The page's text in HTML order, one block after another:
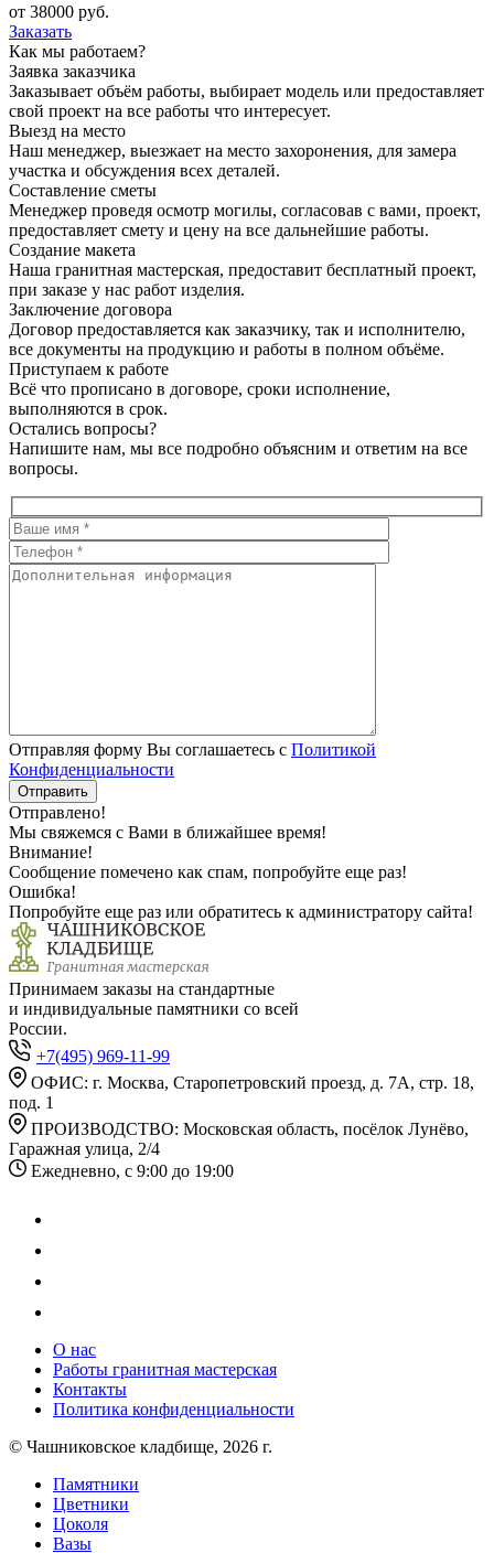
от 38000 руб.
Заказать
Как мы работаем?
Заявка заказчика
Заказывает объём работы, выбирает модель или предоставляет
свой проект на все работы что интересует.
Выезд на место
Наш менеджер, выезжает на место захоронения, для замера
участка и обсуждения всех деталей.
Составление сметы
Менеджер проведя осмотр могилы, согласовав с вами, проект,
предоставляет смету и цену на все дальнейшие работы.
Создание макета
Наша гранитная мастерская, предоставит бесплатный проект,
при заказе у нас работ изделия.
Заключение договора
Договор предоставляется как заказчику, так и исполнителю,
все документы на продукцию и работы в полном объёме.
Приступаем к работе
Всё что прописано в договоре, сроки исполнение,
выполняются в срок.
Остались вопросы?
Напишите нам, мы все подробно объясним и ответим на все
вопросы.
Отправляя форму Вы соглашаетесь с Политикой
Конфиденциальности
Отправлено!
Мы свяжемся с Вами в ближайшее время!
Внимание!
Сообщение помечено как спам, попробуйте еще раз!
Ошибка!
Попробуйте еще раз или обратитесь к администратору сайта!
Принимаем заказы на стандартные
и индивидуальные памятники со всей
России.
+7(495) 969-11-99
ОФИС: г. Москва, Старопетровский проезд, д. 7А, стр. 18,
под. 1
ПРОИЗВОДСТВО: Московская область, посёлок Лунёво,
Гаражная улица, 2/4
Ежедневно, с 9:00 до 19:00
О нас
Работы гранитная мастерская
Контакты
Политика конфиденциальности
© Чашниковское кладбище, 2026 г.
Памятники
Цветники
Цоколя
Вазы